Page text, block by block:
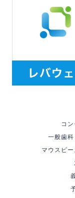
コン
一般歯
マウスピー